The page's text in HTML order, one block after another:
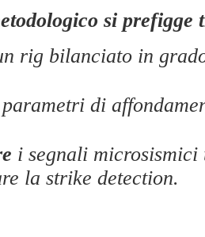
si
rig bilanciato in
di
i segnali
la strike detection.